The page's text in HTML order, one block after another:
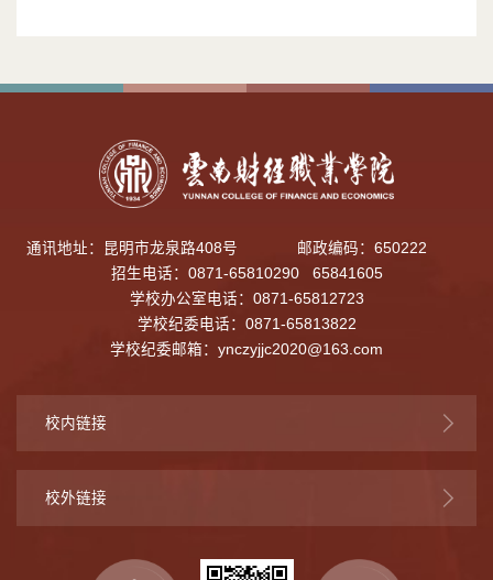
通讯地址：昆明市龙泉路408号
邮政编码：650222
招生电话：0871-65810290 65841605
学校办公室电话：0871-65812723
学校纪委电话：0871-65813822
学校纪委邮箱： ynczyjjc2020@163.com
校内链接
校外链接